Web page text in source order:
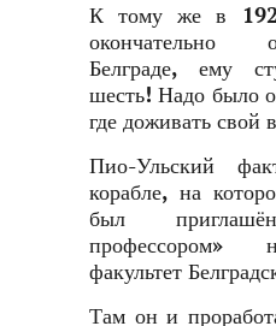
К тому же в
окончательно
Белграде, ему
шесть! Надо было
где доживать свой
Пио-Ульский
корабле, на
был
профессором»
факультет
Там он и